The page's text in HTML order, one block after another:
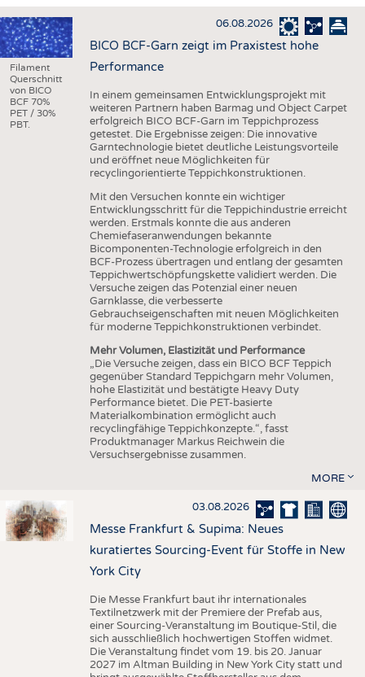
HAUS- UND HEIMTEXTILIEN
BEKLEIDUNG
TESTS
BUSINESS
UNTERNEHMEN
AUSSCHREIBUNGEN
DTV AUSSCHREIBUNGSDIENST
STATISTICS
ADRESSEN & LINKS
PUBLIKATIONEN
BRANCHENTERMINE
Filament
Querschnitt
von BICO
BCF 70%
PET / 30%
PBT.
06.08.2026
BICO BCF-Garn zeigt im Praxistest hohe
Performance
In einem gemeinsamen Entwicklungsprojekt mit
weiteren Partnern haben Barmag und Object Carpet
erfolgreich BICO BCF-Garn im Teppichprozess
getestet. Die Ergebnisse zeigen: Die innovative
Garntechnologie bietet deutliche Leistungsvorteile
und eröffnet neue Möglichkeiten für
recyclingorientierte Teppichkonstruktionen.
Mit den Versuchen konnte ein wichtiger
Entwicklungsschritt für die Teppichindustrie erreicht
werden. Erstmals konnte die aus anderen
Chemiefaseranwendungen bekannte
Bicomponenten-Technologie erfolgreich in den
BCF-Prozess übertragen und entlang der gesamten
Teppichwertschöpfungskette validiert werden. Die
Versuche zeigen das Potenzial einer neuen
Garnklasse, die verbesserte
Gebrauchseigenschaften mit neuen Möglichkeiten
für moderne Teppichkonstruktionen verbindet.
Mehr Volumen, Elastizität und Performance
„Die Versuche zeigen, dass ein BICO BCF Teppich
gegenüber Standard Teppichgarn mehr Volumen,
hohe Elastizität und bestätigte Heavy Duty
Performance bietet. Die PET-basierte
Materialkombination ermöglicht auch
recyclingfähige Teppichkonzepte.“, fasst
Produktmanager Markus Reichwein die
Versuchsergebnisse zusammen.
MORE
03.08.2026
Messe Frankfurt & Supima: Neues
kuratiertes Sourcing-Event für Stoffe in New
York City
Die Messe Frankfurt baut ihr internationales
Textilnetzwerk mit der Premiere der Prefab aus,
einer Sourcing-Veranstaltung im Boutique-Stil, die
sich ausschließlich hochwertigen Stoffen widmet.
Die Veranstaltung findet vom 19. bis 20. Januar
2027 im Altman Building in New York City statt und